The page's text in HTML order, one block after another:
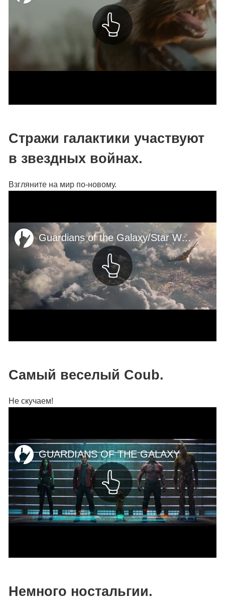
Стражи галактики участвуют
в звездных войнах.
Взгляните на мир по-новому.
Самый веселый Coub.
Не скучаем!
Немного ностальгии.